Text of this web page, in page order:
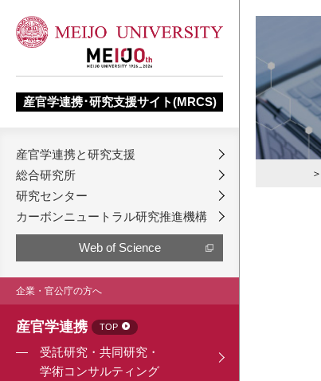
産官学連携･研究支援サイト(MRCS)
産官学連携と研究支援
総合研究所
研究センター
カーボンニュートラル研究推進機構
Web of Science
企業・官公庁の方へ
産官学連携 TOP
受託研究・共同研究・
学術コンサルティング